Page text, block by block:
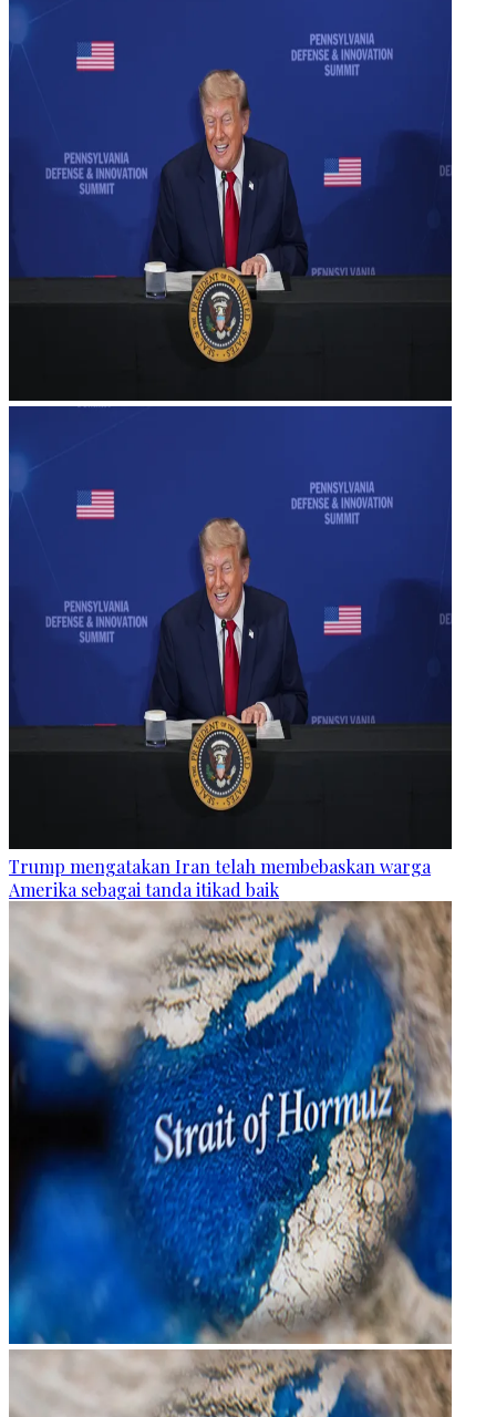
Trump mengatakan Iran telah membebaskan warga
Amerika sebagai tanda itikad baik